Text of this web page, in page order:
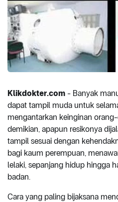
Klikdokter.com - Banyak
dapat tampil muda untuk
mengantarkan keinginan
demikian, apapun resikonya
tampil sesuai dengan
bagi kaum perempuan,
lelaki, sepanjang hidup hingga
badan.
Cara yang paling bijaksana